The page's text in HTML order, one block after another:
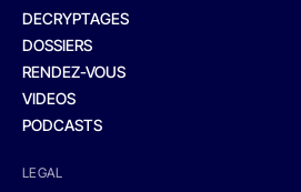
DECRYPTAGES
DOSSIERS
RENDEZ-VOUS
VIDEOS
PODCASTS
LEGAL